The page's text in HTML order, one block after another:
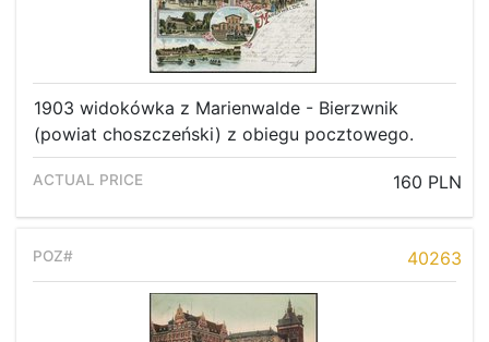
1903 widokówka z Marienwalde - Bierzwnik
(powiat choszczeński) z obiegu pocztowego.
160 PLN
40263